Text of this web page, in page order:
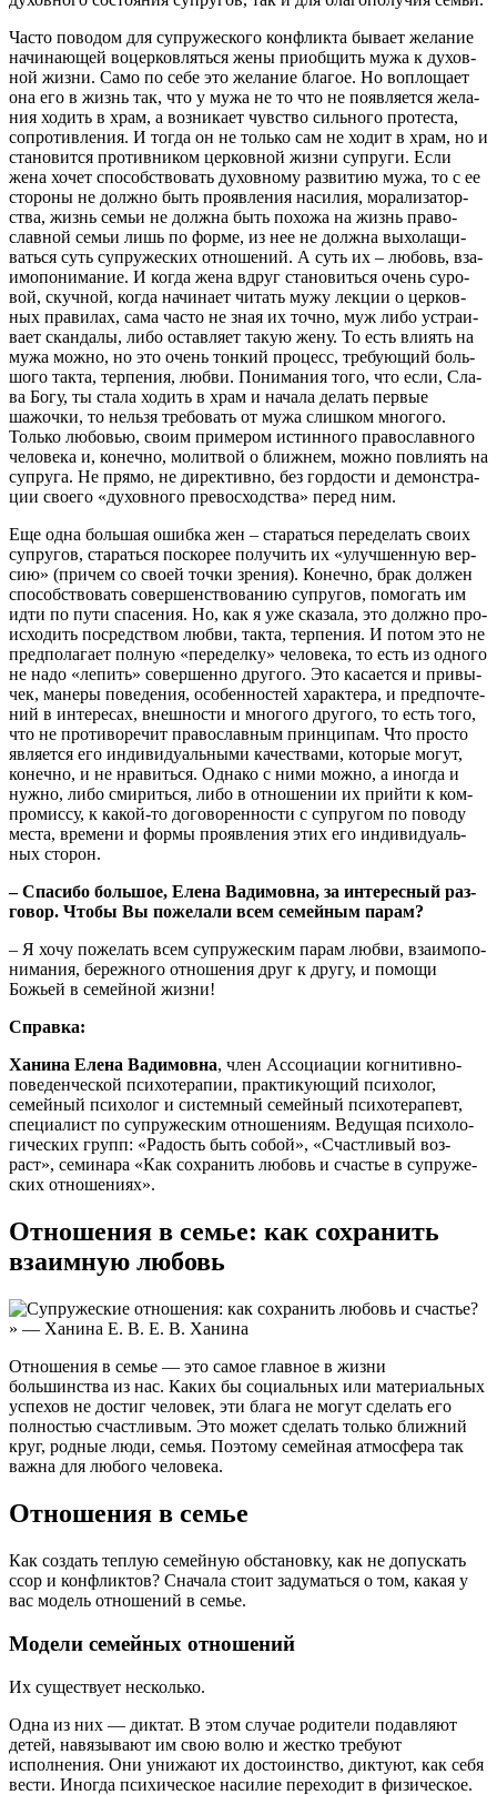
Часто пово­дом для супру­же­ско­го кон­флик­та быва­ет жела­ние
начи­на­ю­щей воцер­ков­лять­ся жены при­об­щить мужа к духов­
ной жиз­ни. Само по себе это жела­ние бла­гое. Но вопло­ща­ет
она его в жизнь так, что у мужа не то что не появ­ля­ет­ся жела­
ния ходить в храм, а воз­ни­ка­ет чув­ство силь­но­го про­те­ста,
сопро­тив­ле­ния. И тогда он не толь­ко сам не ходит в храм, но и
ста­но­вит­ся про­тив­ни­ком цер­ков­ной жиз­ни супру­ги. Если
жена хочет спо­соб­ство­вать духов­но­му раз­ви­тию мужа, то с ее
сто­ро­ны не долж­но быть про­яв­ле­ния наси­лия, мора­ли­за­тор­
ства, жизнь семьи не долж­на быть похо­жа на жизнь пра­во­
слав­ной семьи лишь по фор­ме, из нее не долж­на выхо­ла­щи­
вать­ся суть супру­же­ских отно­ше­ний. А суть их – любовь, вза­
и­мо­по­ни­ма­ние. И когда жена вдруг ста­но­вить­ся очень суро­
вой, скуч­ной, когда начи­на­ет читать мужу лек­ции о цер­ков­
ных пра­ви­лах, сама часто не зная их точ­но, муж либо устра­и­
ва­ет скан­да­лы, либо остав­ля­ет такую жену. То есть вли­ять на
мужа мож­но, но это очень тон­кий про­цесс, тре­бу­ю­щий боль­
шо­го так­та, тер­пе­ния, люб­ви. Пони­ма­ния того, что если, Сла­
ва Богу, ты ста­ла ходить в храм и нача­ла делать пер­вые
шажоч­ки, то нель­зя тре­бо­вать от мужа слиш­ком мно­го­го.
Толь­ко любо­вью, сво­им при­ме­ром истин­но­го пра­во­слав­но­го
чело­ве­ка и, конеч­но, молит­вой о ближ­нем, мож­но повли­ять на
супру­га. Не пря­мо, не дирек­тив­но, без гор­до­сти и демон­стра­
ции сво­е­го «духов­но­го пре­вос­ход­ства» перед ним.
Еще одна боль­шая ошиб­ка жен – ста­рать­ся пере­де­лать сво­их
супру­гов, ста­рать­ся поско­рее полу­чить их «улуч­шен­ную вер­
сию» (при­чем со сво­ей точ­ки зре­ния). Конеч­но, брак дол­жен
спо­соб­ство­вать совер­шен­ство­ва­нию супру­гов, помо­гать им
идти по пути спа­се­ния. Но, как я уже ска­за­ла, это долж­но про­
ис­хо­дить посред­ством люб­ви, так­та, тер­пе­ния. И потом это не
пред­по­ла­га­ет пол­ную «пере­дел­ку» чело­ве­ка, то есть из одно­го
не надо «лепить» совер­шен­но дру­го­го. Это каса­ет­ся и при­вы­
чек, мане­ры пове­де­ния, осо­бен­но­стей харак­те­ра, и пред­по­чте­
ний в инте­ре­сах, внеш­но­сти и мно­го­го дру­го­го, то есть того,
что не про­ти­во­ре­чит пра­во­слав­ным прин­ци­пам. Что про­сто
явля­ет­ся его инди­ви­ду­аль­ны­ми каче­ства­ми, кото­рые могут,
конеч­но, и не нра­вить­ся. Одна­ко с ними мож­но, а ино­гда и
нуж­но, либо сми­рить­ся, либо в отно­ше­нии их прий­ти к ком­
про­мис­су, к какой-то дого­во­рен­но­сти с супру­гом по пово­ду
места, вре­ме­ни и фор­мы про­яв­ле­ния этих его инди­ви­ду­аль­
ных сторон.
– Спа­си­бо боль­шое, Еле­на Вади­мов­на, за инте­рес­ный раз­
го­вор. Что­бы Вы поже­ла­ли всем семей­ным парам?
– Я хочу поже­лать всем супру­же­ским парам люб­ви, вза­и­мо­по­
ни­ма­ния, береж­но­го отно­ше­ния друг к дру­гу, и помо­щи
Божьей в семей­ной жизни!
Справ­ка:
Хани­на Еле­на Вади­мов­на, член Ассо­ци­а­ции когни­тив­но-
пове­ден­че­ской пси­хо­те­ра­пии, прак­ти­ку­ю­щий пси­хо­лог,
семей­ный пси­хо­лог и систем­ный семей­ный пси­хо­те­ра­певт,
спе­ци­а­лист по супру­же­ским отно­ше­ни­ям. Веду­щая пси­хо­ло­
ги­че­ских групп: «Радость быть собой», «Счаст­ли­вый воз­
раст», семи­на­ра «Как сохра­нить любовь и сча­стье в супру­же­
ских отношениях».
Отношения в семье: как сохранить
взаимную любовь
Отношения в семье — это самое главное в жизни
большинства из нас. Каких бы социальных или материальных
успехов не достиг человек, эти блага не могут сделать его
полностью счастливым. Это может сделать только ближний
круг, родные люди, семья. Поэтому семейная атмосфера так
важна для любого человека.
Отношения в семье
Как создать теплую семейную обстановку, как не допускать
ссор и конфликтов? Сначала стоит задуматься о том, какая у
вас модель отношений в семье.
Модели семейных отношений
Их существует несколько.
Одна из них — диктат. В этом случае родители подавляют
детей, навязывают им свою волю и жестко требуют
исполнения. Они унижают их достоинство, диктуют, как себя
вести. Иногда психическое насилие переходит в физическое.